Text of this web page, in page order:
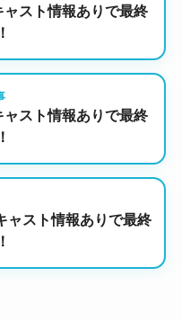
スト情報ありで最終
スト情報ありで最終
ャスト情報ありで最終